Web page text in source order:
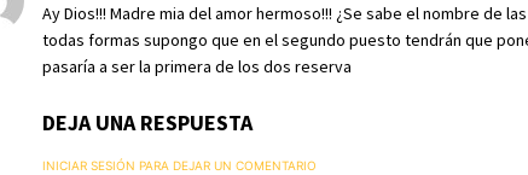
Ay Dios!!! Madre mia del amor hermoso!!! ¿Se sabe el nombre de
todas formas supongo que en el segundo puesto tendrán que
pasaría a ser la primera de los dos reserva
DEJA UNA RESPUESTA
INICIAR SESIÓN PARA DEJAR UN COMENTARIO